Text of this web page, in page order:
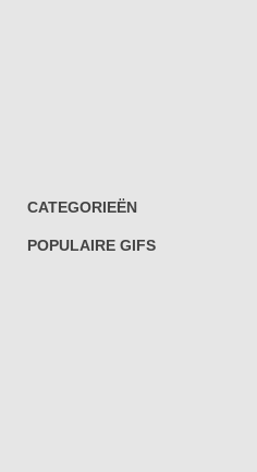
CATEGORIEËN
POPULAIRE GIFS